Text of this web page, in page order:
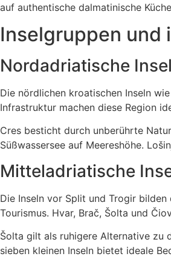
auf authentische dalmatinische
Inselgruppen und
Nordadriatische
Die nördlichen kroatischen Inseln
Infrastruktur machen diese Region
Cres besticht durch unberührte
Süßwassersee auf Meereshöhe.
Mitteladriatische
Die Inseln vor Split und Trogir
Tourismus. Hvar, Brač, Šolta und
Šolta gilt als ruhigere Alternative zu
sieben kleinen Inseln bietet ideale